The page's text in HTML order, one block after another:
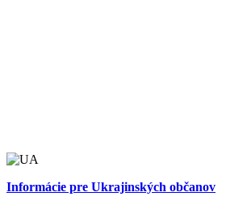
Informácie pre Ukrajinských občanov